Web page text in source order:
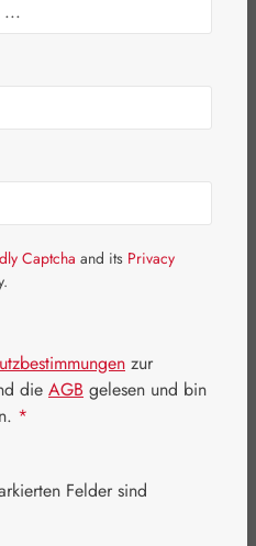
€ / 1 Kilogramm)
Captcha and its Privacy
zur
die AGB gelesen und bin
*
Felder sind